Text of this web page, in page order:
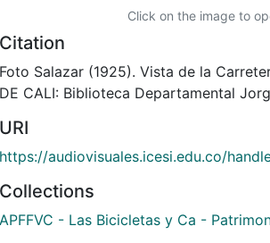
Click on the image to
Citation
Foto Salazar (1925). Vista de la
DE CALI: Biblioteca Departamental
URI
https://audiovisuales.icesi.edu.co/
Collections
APFFVC - Las Bicicletas y Ca -